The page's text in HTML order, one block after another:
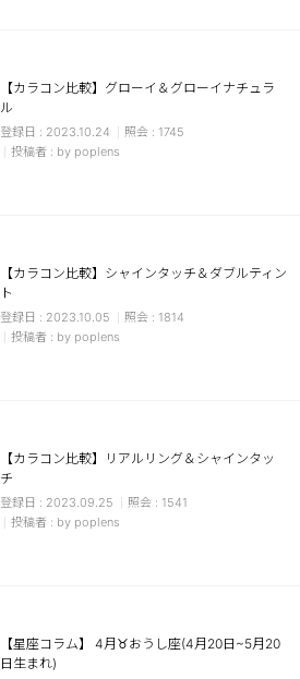
【カラコン比較】グローイ＆グローイナチュラ
ル
2023.10.24
1745
by poplens
【カラコン比較】シャインタッチ＆ダブルティン
ト
2023.10.05
1814
by poplens
【カラコン比較】リアルリング＆シャインタッ
チ
2023.09.25
1541
by poplens
【星座コラム】 4月♉おうし座(4月20日~5月20
日生まれ)